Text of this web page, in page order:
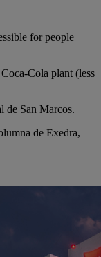
for people
Cola plant (less
de San Marcos.
de Exedra,